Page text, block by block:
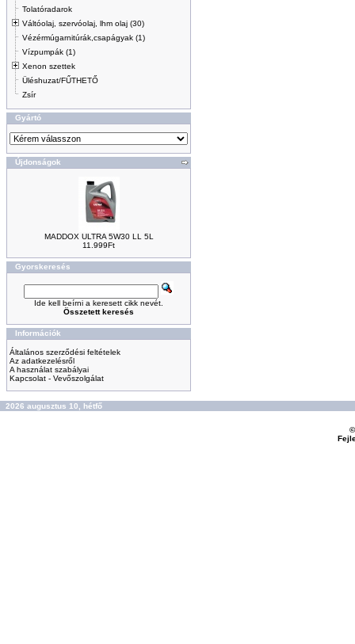
Tolatóradarok
Váltóolaj, szervóolaj, lhm olaj (30)
Vézérmúgarnitúrák,csapágyak (1)
Vízpumpák (1)
Xenon szettek
Üléshuzat/FŰTHETŐ
Zsír
Gyártó
Újdonságok
MADDOX ULTRA 5W30 LL 5L
11.999Ft
Gyorskeresés
Ide kell beírni a keresett cikk nevét.
Összetett keresés
Információk
Általános szerződési feltételek
Az adatkezelésről
A használat szabályai
Kapcsolat - Vevőszolgálat
2026 augusztus 10, hétfő